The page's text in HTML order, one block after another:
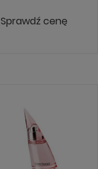
Sprawdź cenę